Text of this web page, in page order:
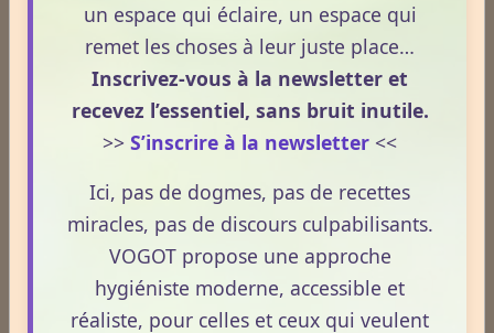
Huile de CBD et médicaments : quels effets sur votre
Le CBD suscite un intérêt croissant, notamment
médicaments. Pourtant, la compréhension de ces
interactions reste souvent floue. En 2026, le cadre
légal français impose des règles strictes : seuls les
usages externes du CBD sont autorisés. Cet article
propose une mise au point claire et accessible pour
Lire la suite
un espace qui éclaire, un espace qui
remet les choses à leur juste place…
Inscrivez-vous à la newsletter et
recevez l’essentiel, sans bruit inutile.
>> S’inscrire à la newsletter <<
Ici, pas de dogmes, pas de recettes
miracles, pas de discours culpabilisants.
VOGOT propose une approche
hygiéniste moderne, accessible et
réaliste, pour celles et ceux qui veulent